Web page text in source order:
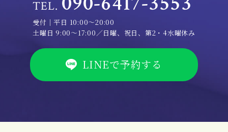
TEL.
受付｜平日 10:00～20:00
土曜日 9:00～17:00／日曜、祝日、第2・4水曜休み
LINEで予約する